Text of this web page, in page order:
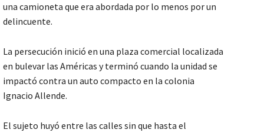
una camioneta que era abordada por lo menos por un
delincuente.
La persecución inició en una plaza comercial localizada
en bulevar las Américas y terminó cuando la unidad se
impactó contra un auto compacto en la colonia
Ignacio Allende.
El sujeto huyó entre las calles sin que hasta el